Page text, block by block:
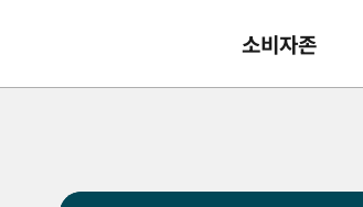
소비자존